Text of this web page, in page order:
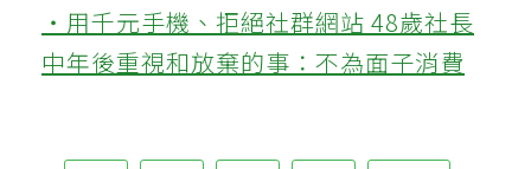
‧用千元手機、拒絕社群網站 48歲社長
中年後重視和放棄的事：不為面子消費